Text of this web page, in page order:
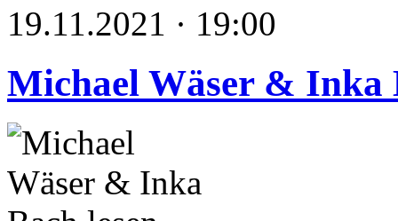
19.11.2021 · 19:00
Michael Wäser & Inka